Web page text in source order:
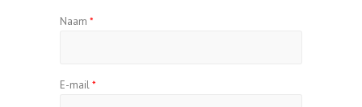
Naam *
E-mail*